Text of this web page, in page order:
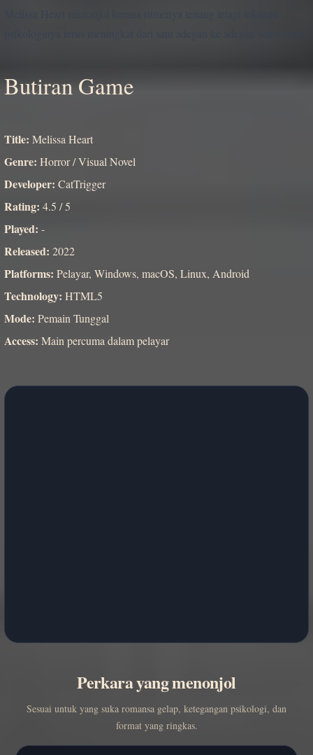
Butiran Game
Title: Melissa Heart
Genre: Horror / Visual Novel
Developer: CatTrigger
Rating: 4.5 / 5
Played: -
Released: 2022
Platforms: Pelayar, Windows, macOS, Linux, Android
Technology: HTML5
Mode: Pemain Tunggal
Access: Main percuma dalam pelayar
Perkara yang menonjol
Sesuai untuk yang suka romansa gelap, ketegangan psikologi, dan
format yang ringkas.